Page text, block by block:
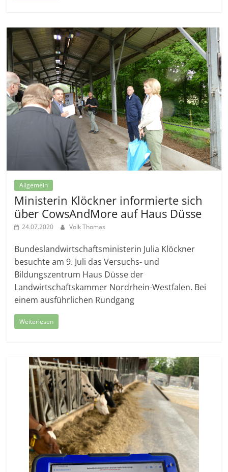
Allgemein
Ministerin Klöckner informierte sich
über CowsAndMore auf Haus Düsse
24.07.2020 Volk Thomas
Bundeslandwirtschaftsministerin Julia Klöckner
besuchte am 9. Juli das Versuchs- und
Bildungszentrum Haus Düsse der
Landwirtschaftskammer Nordrhein-Westfalen. Bei
einem ausführlichen Rundgang
Weiterlesen